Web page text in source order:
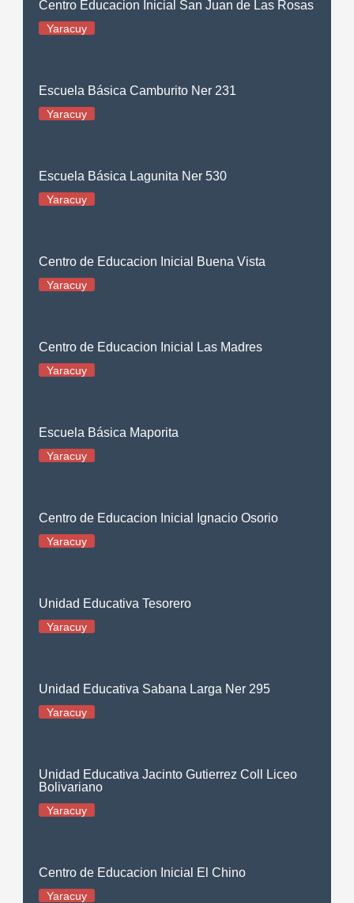
Centro Educacion Inicial San Juan de Las Rosas
Yaracuy
Escuela Básica Camburito Ner 231
Yaracuy
Escuela Básica Lagunita Ner 530
Yaracuy
Centro de Educacion Inicial Buena Vista
Yaracuy
Centro de Educacion Inicial Las Madres
Yaracuy
Escuela Básica Maporita
Yaracuy
Centro de Educacion Inicial Ignacio Osorio
Yaracuy
Unidad Educativa Tesorero
Yaracuy
Unidad Educativa Sabana Larga Ner 295
Yaracuy
Unidad Educativa Jacinto Gutierrez Coll Liceo
Bolivariano
Yaracuy
Centro de Educacion Inicial El Chino
Yaracuy